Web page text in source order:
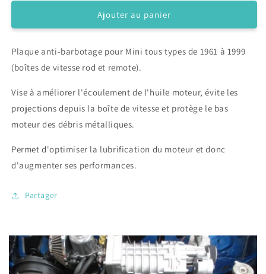
Plaque
barbotage
pour
Plaque
barbotage
pour
Ajouter au panier
Plaque anti-barbotage pour Mini tous types de 1961 à 1999
(boîtes de vitesse rod et remote).
Vise à améliorer l'écoulement de l'huile moteur, évite les
projections depuis la boîte de vitesse et protège le bas
moteur des débris métalliques.
Permet d'optimiser la lubrification du moteur et donc
d'augmenter ses performances.
Partager